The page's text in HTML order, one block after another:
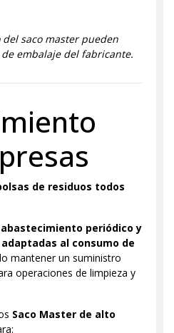
saco master pueden
embalaje del fabricante.
de residuos todos
abastecimiento periódico y
al consumo de
mantener un suministro
operaciones de limpieza y
Saco Master de alto